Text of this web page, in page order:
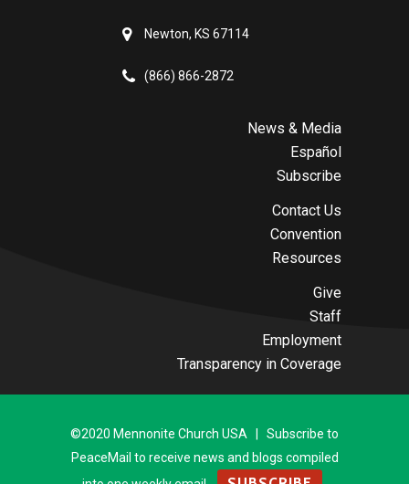
Newton, KS 67114
(866) 866-2872
News & Media
Español
Subscribe
Contact Us
Convention
Resources
Give
Staff
Employment
Transparency in Coverage
©2020 Mennonite Church USA | Subscribe to
PeaceMail to receive news and blogs compiled